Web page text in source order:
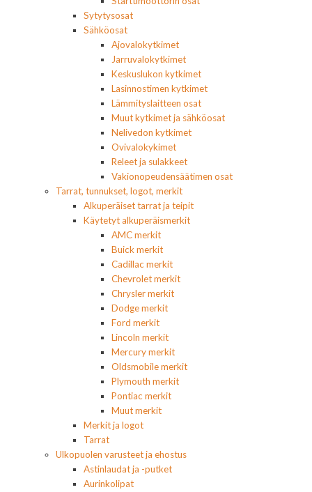
Sytytysosat
Sähköosat
Ajovalokytkimet
Jarruvalokytkimet
Keskuslukon kytkimet
Lasinnostimen kytkimet
Lämmityslaitteen osat
Muut kytkimet ja sähköosat
Nelivedon kytkimet
Ovivalokykimet
Releet ja sulakkeet
Vakionopeudensäätimen osat
Tarrat, tunnukset, logot, merkit
Alkuperäiset tarrat ja teipit
Käytetyt alkuperäismerkit
AMC merkit
Buick merkit
Cadillac merkit
Chevrolet merkit
Chrysler merkit
Dodge merkit
Ford merkit
Lincoln merkit
Mercury merkit
Oldsmobile merkit
Plymouth merkit
Pontiac merkit
Muut merkit
Merkit ja logot
Tarrat
Ulkopuolen varusteet ja ehostus
Astinlaudat ja -putket
Aurinkolipat